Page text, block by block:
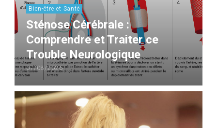
Bien-être et Santé
Sténose Cérébrale :
Comprendre et Traiter ce
Trouble Neurologique
07/08/2026